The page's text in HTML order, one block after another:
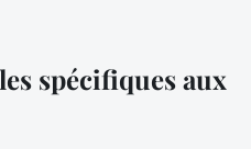
spécifiques aux